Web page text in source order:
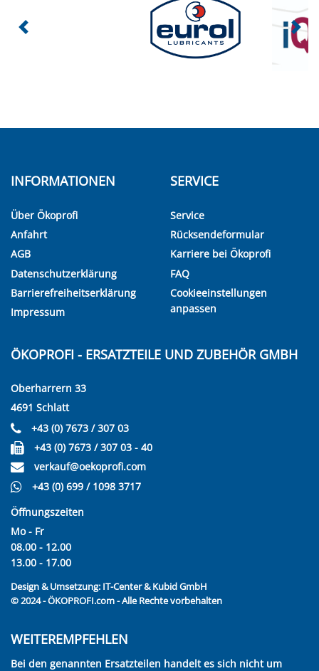
INFORMATIONEN
Über Ökoprofi
Anfahrt
AGB
Datenschutzerklärung
Barrierefreiheitserklärung
Impressum
SERVICE
Service
Rücksendeformular
Karriere bei Ökoprofi
FAQ
Cookieeinstellungen
anpassen
ÖKOPROFI - ERSATZTEILE UND ZUBEHÖR GMBH
Oberharrern 33
4691 Schlatt
+43 (0) 7673 / 307 03
+43 (0) 7673 / 307 03 - 40
verkauf@oekoprofi.com
+43 (0) 699 / 1098 3717
Öffnungszeiten
Mo - Fr
08.00 - 12.00
13.00 - 17.00
Design & Umsetzung: IT-Center & Kubid GmbH
© 2024 - ÖKOPROFI.com - Alle Rechte vorbehalten
WEITEREMPFEHLEN
Bei den genannten Ersatzteilen handelt es sich nicht um